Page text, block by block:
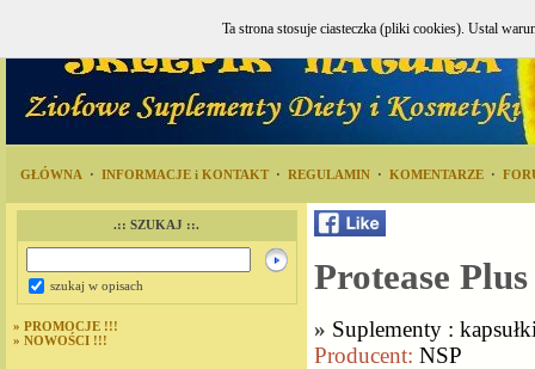
GŁÓWNA · INFORMACJE i KONTAKT · REGULAMIN · KOMENTARZE ·
.:: SZUKAJ ::.
szukaj w opisach
» PROMOCJE !!!
» NOWOŚCI !!!
Protease Plus
» Suplementy :
Producent: NSP
Ta strona stosuje ciasteczka (pliki cookies). Ustal